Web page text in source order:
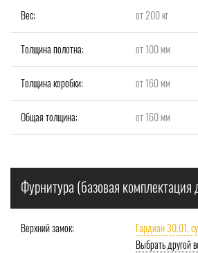
Вес: от 200 кг
Толщина полотна: от 100 мм
Толщина коробки: от 160 мм
Общая толщина: от 160 мм
Фурнитура (базовая комплектация
Верхний замок:
Гардиан 30.01,
Выбрать другой